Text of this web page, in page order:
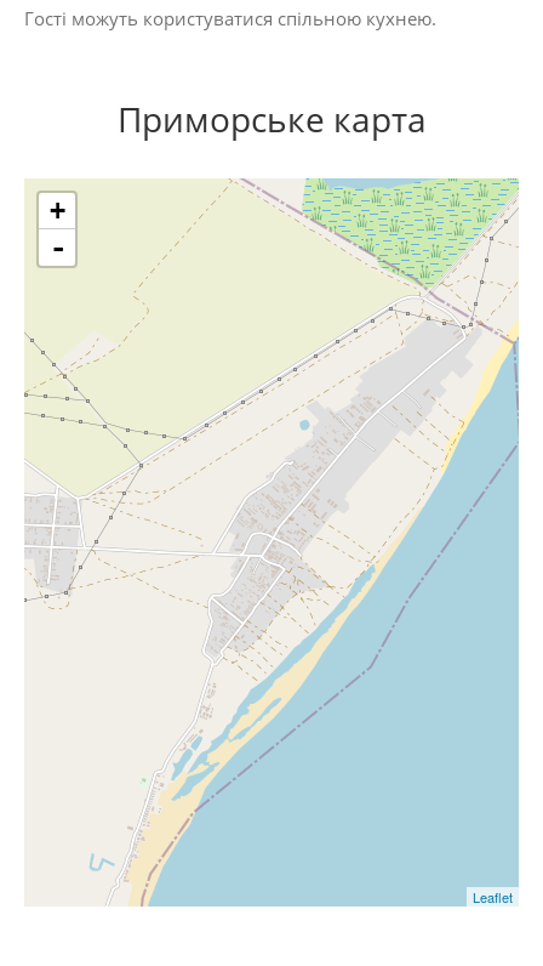
Гості можуть користуватися спільною кухнею.
Приморське карта
+
-
Leaflet